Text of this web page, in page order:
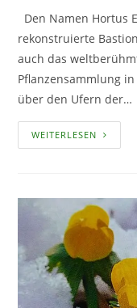
Den Namen Hortus
rekonstruierte
auch das
Pflanzensammlung
über den Ufern der…
WEITERLESEN